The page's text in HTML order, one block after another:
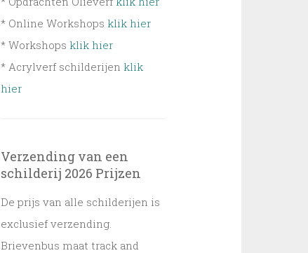
* Online Workshops klik hier
* Workshops klik hier
* Acrylverf schilderijen klik
hier
Verzending van een
schilderij 2026 Prijzen
De prijs van alle schilderijen is
exclusief verzending.
Brievenbus maat track and